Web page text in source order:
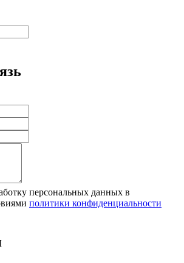
персональных данных в
политики конфиденциальности